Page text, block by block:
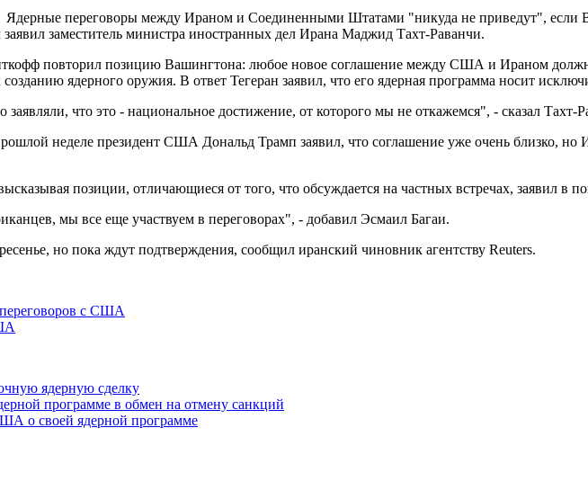
Ядерные переговоры между Ираном и Соединенными Штатами "никуда не приведут", если
заместитель министра иностранных дел Ирана Маджид Тахт-Раванчи.
повторил позицию Вашингтона: любое новое соглашение между США и Ираном
ядерного оружия. В ответ Тегеран заявил, что его ядерная программа носит
что это - национальное достижение, от которого мы не откажемся", - сказал Тахт-
неделе президент США Дональд Трамп заявил, что соглашение уже очень близко, но
позиции, отличающиеся от того, что обсуждается на частных встречах, заявил в
мы все еще участвуем в переговорах", - добавил Эсмаил Багаи.
но пока ждут подтверждения, сообщил иранский чиновник агентству Reuters.
переговоров с США
ядерную сделку
программе в обмен на отмену санкций
о своей ядерной программе